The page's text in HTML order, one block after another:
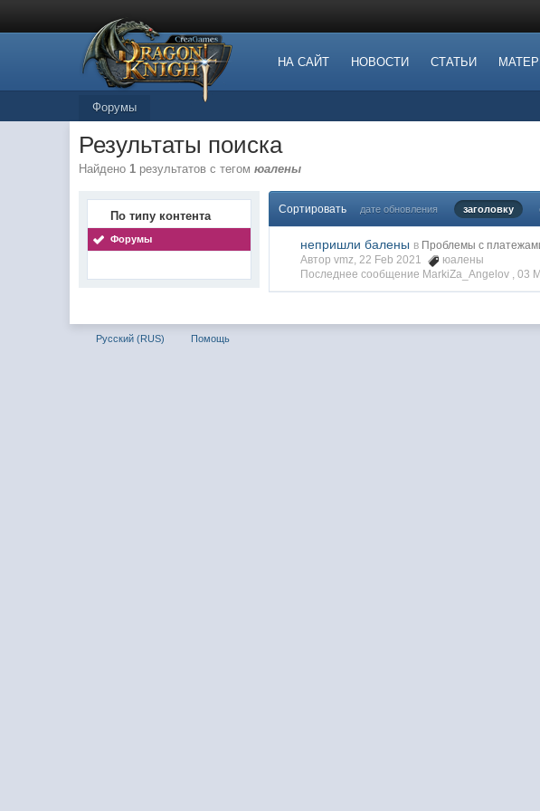
НА САЙТ НОВОСТИ СТАТЬИ
Форумы
Результаты поиска
Найдено1 результатов с тегомюалены
По типу контента
Форумы
Сортировать дате обновления заголовку
непришли балены в Проблемы с
Автор vmz, 22 Feb 2021
юалены
Последнее сообщение MarkiZa_Angelov ,03
Русский (RUS) Помощь